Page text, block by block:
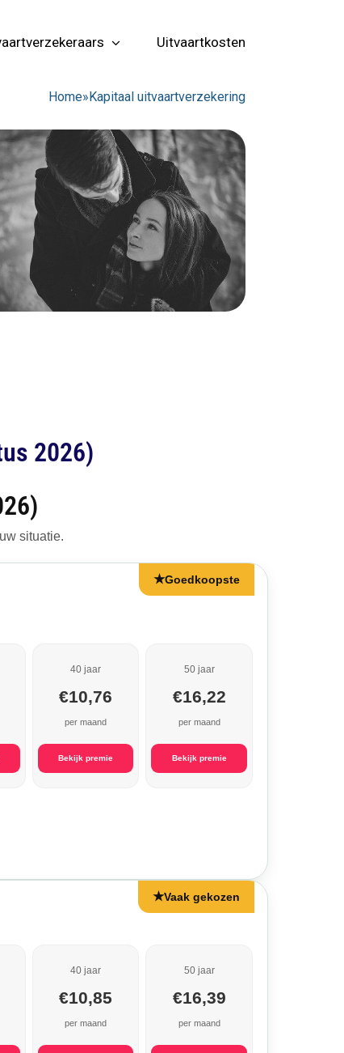
Uitvaartkosten
Home»Kapitaal uitvaartverzekering
2026)
situatie.
★Goedkoopste
40 jaar
€10,76
per maand
Bekijk premie
50 jaar
€16,22
per maand
Bekijk premie
★Vaak gekozen
40 jaar
€10,85
per maand
50 jaar
€16,39
per maand